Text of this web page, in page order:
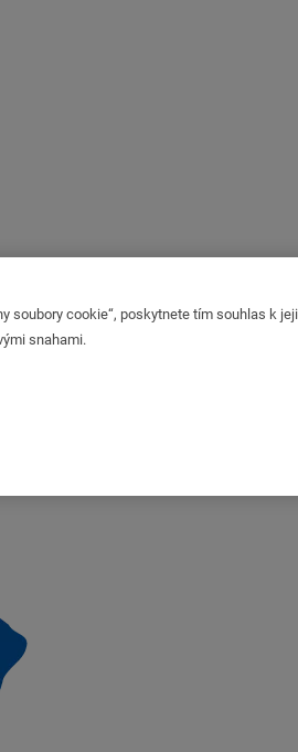
soubory cookie“, poskytnete tím souhlas k
snahami.